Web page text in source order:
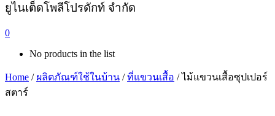
ยูไนเต็ดโพลีโปรดักท์ จำกัด
0
No products in the list
Home / ผลิตภัณฑ์ใช้ในบ้าน /ที่แขวนเสื้อ / ไม้แขวนเสื้อซุปเปอร์
สตาร์